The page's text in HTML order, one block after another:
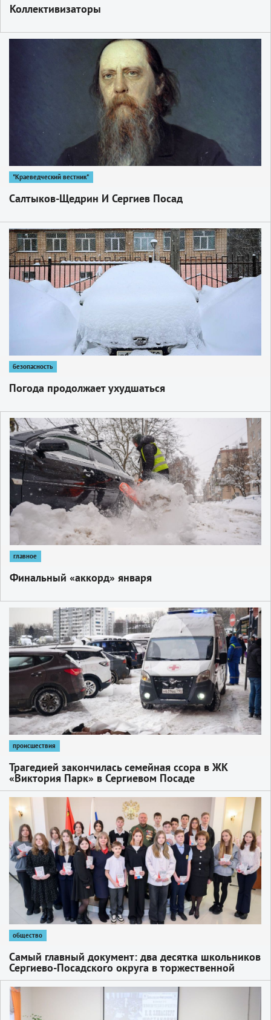
Коллективизаторы
"Краеведческий вестник"
Салтыков-Щедрин И Сергиев Посад
1
безопасность
Погода продолжает ухудшаться
1
главное
Финальный «аккорд» января
происшествия
Трагедией закончилась семейная ссора в ЖК
«Виктория Парк» в Сергиевом Посаде
общество
Самый главный документ: два десятка школьников
Сергиево-Посадского округа в торжественной
обстановке получили паспорт гражданина
Российской Федерации
1